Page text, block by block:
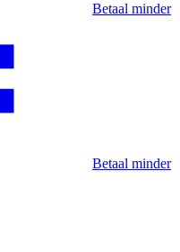
Betaal minder
Betaal minder